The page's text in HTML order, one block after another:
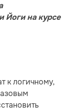
Йоги на курсе
к логичному,